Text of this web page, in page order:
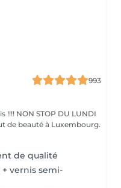
993
!!!! NON STOP DU LUNDI
de qualité
vernis semi-